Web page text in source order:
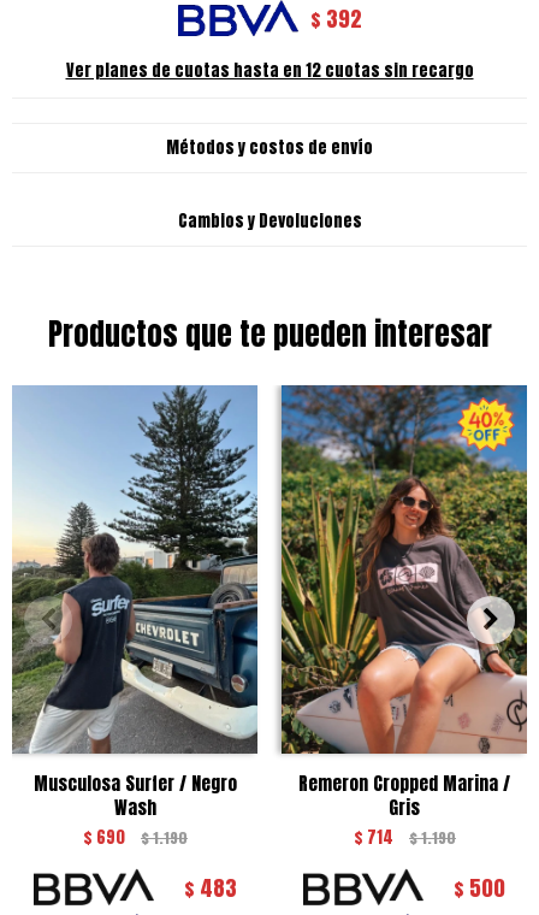
$ 392
Ver planes de cuotas hasta en 12 cuotas sin recargo
Métodos y costos de envío
Cambios y Devoluciones
Productos que te pueden interesar
Musculosa Surfer / Negro
Wash
$ 690 $1.190
$ 483
Remeron Cropped Marina /
Gris
$ 714 $1.190
$ 500